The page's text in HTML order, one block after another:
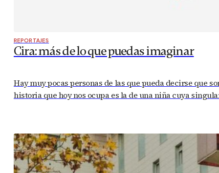
REPORTAJES
Cira: más de lo que puedas imaginar
Hay muy pocas personas de las que pueda decirse que
historia que hoy nos ocupa es la de una niña cuya